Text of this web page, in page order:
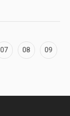
07 08 09